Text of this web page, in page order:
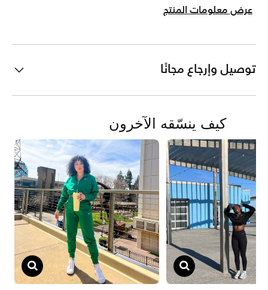
عرض معلومات المنتج
توصيل وإرجاع مجانًا